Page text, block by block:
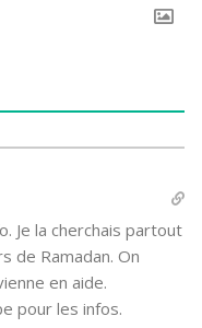
Je la cherchais partout
de Ramadan. On
en aide.
pour les infos.